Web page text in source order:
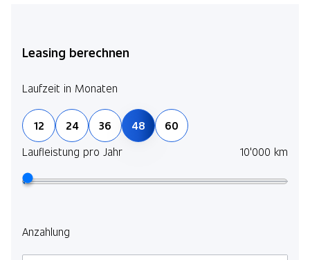
Leasing berechnen
Laufzeit in Monaten
12 24 36 48
60
Laufleistung pro Jahr
10'000 km
Anzahlung